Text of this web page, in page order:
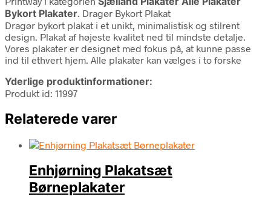
Bykort Plakater. Dragør Bykort Plakat
Dragør bykort plakat i et unikt, minimalistisk og stilrent
design. Plakat af højeste kvalitet ned til mindste detalje.
Vores plakater er designet med fokus på, at kunne passe
ind til ethvert hjem. Alle plakater kan vælges i to forske
Yderlige produktinformationer:
Produkt id: 11997
Relaterede varer
Enhjørning Plakatsæt
Børneplakater